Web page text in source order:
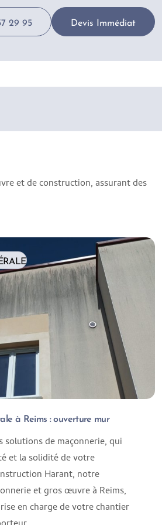
29 95 Devis Immédiat
et de construction, assurant des
à Reims : ouverture mur
solutions de maçonnerie, qui
et la solidité de votre
Harant, notre
et gros œuvre à Reims,
en charge de votre chantier